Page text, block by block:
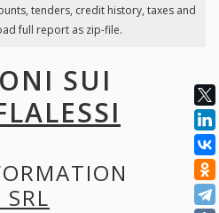
tenders, credit history, taxes and
full report as zip-file.
SUI